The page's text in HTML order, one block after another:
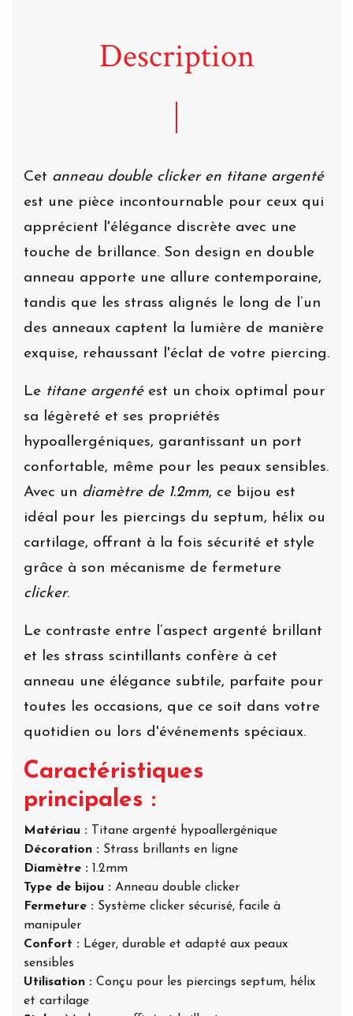
Description
Cet anneau double clicker en titane argenté
est une pièce incontournable pour ceux qui
apprécient l'élégance discrète avec une
touche de brillance. Son design en double
anneau apporte une allure contemporaine,
tandis que les strass alignés le long de l’un
des anneaux captent la lumière de manière
exquise, rehaussant l'éclat de votre piercing.
Le titane argentéest un choix optimal pour
sa légèreté et ses propriétés
hypoallergéniques, garantissant un port
confortable, même pour les peaux sensibles.
Avec un diamètre de 1.2mm, ce bijou est
idéal pour les piercings du septum, hélix ou
cartilage, offrant à la fois sécurité et style
grâce à son mécanisme de fermeture
clicker.
Le contraste entre l’aspect argenté brillant
et les strass scintillants confère à cet
anneau une élégance subtile, parfaite pour
toutes les occasions, que ce soit dans votre
quotidien ou lors d'événements spéciaux.
Caractéristiques
principales :
Matériau : Titane argenté hypoallergénique
Décoration : Strass brillants en ligne
Diamètre : 1.2mm
Type de bijou : Anneau double clicker
Fermeture : Système clicker sécurisé, facile à
manipuler
Confort : Léger, durable et adapté aux peaux
sensibles
Utilisation : Conçu pour les piercings septum, hélix
et cartilage